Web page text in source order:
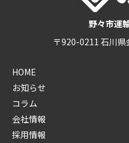
野々市運
〒920-0211 石川
HOME
お知らせ
コラム
会社情報
採用情報